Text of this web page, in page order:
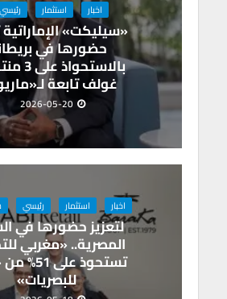
اخبار استثمار رئيسي
«سيليكت»
حضورها في
غولف تابعة
2026-05-20
اخبار استثمار رئيسي
لتعزيز حضورها في
المصرية.. «مغربي
تستحوذ على
للبصريات»